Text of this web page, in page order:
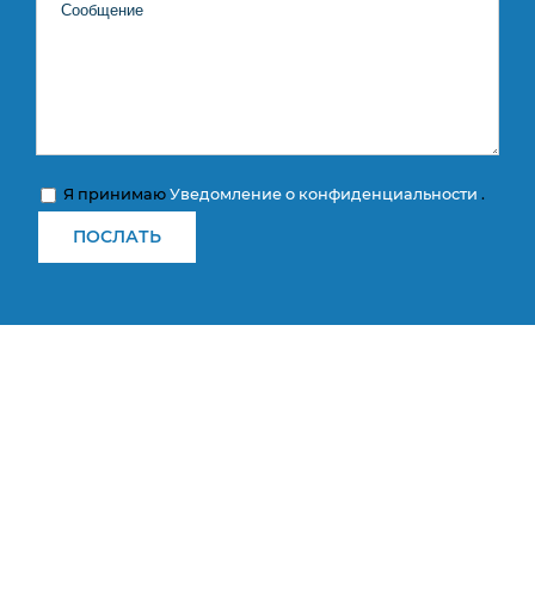
Я принимаю Уведомление о конфиденциальности .